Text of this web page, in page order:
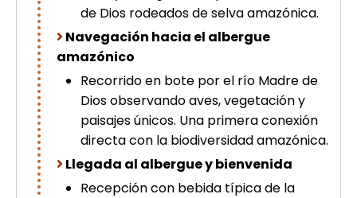
picchu
Tour de lujo Cusco 8 dias
Machupicchu + Hotel 4*
Tour Tiahuanaco desde Puno 1 día-
Puerta del Sol & Bolivia
Tour Uros Taquile 1 día | Salidas
desde Puno
de Dios rodeados de selva amazónica.
Navegación hacia el albergue
amazónico
Recorrido en bote por el río Madre de
Dios observando aves, vegetación y
paisajes únicos. Una primera conexión
directa con la biodiversidad amazónica.
Llegada al albergue y bienvenida
Recepción con bebida típica de la